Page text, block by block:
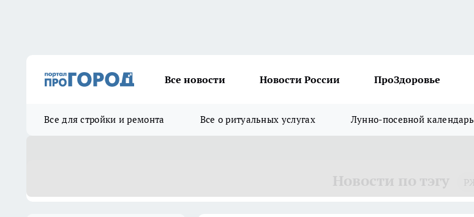
Все новости Новости России ПроЗдоровье
Все для стройки и ремонта Все о ритуальных услугах Лунно-посевной календарь